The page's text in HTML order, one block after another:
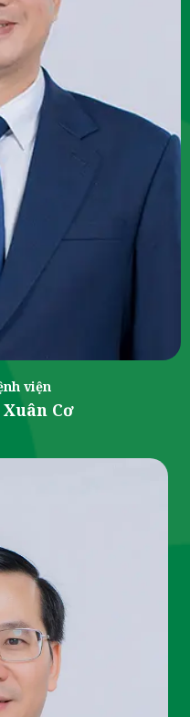
viện
Xuân Cơ